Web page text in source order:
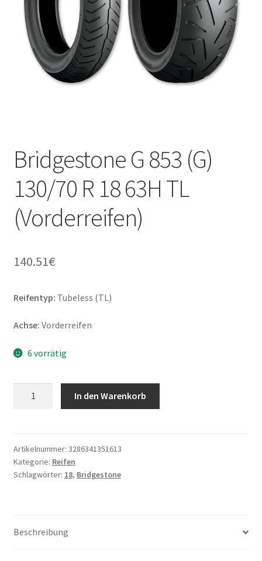
Bridgestone G 853 (G)
130/70 R 18 63H TL
(Vorderreifen)
140.51€
Reifentyp: Tubeless (TL)
Achse: Vorderreifen
6 vorrätig
130/70
R
18
Menge
In den Warenkorb
Artikelnummer: 3286341351613
Kategorie: Reifen
Schlagwörter: 18, Bridgestone
Beschreibung